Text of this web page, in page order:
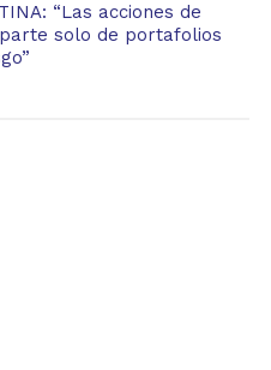
“Las acciones de
solo de portafolios